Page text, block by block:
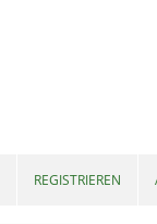
REGISTRIEREN